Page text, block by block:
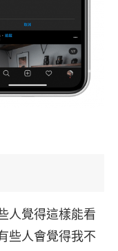
人覺得這樣能看
些人會覺得我不